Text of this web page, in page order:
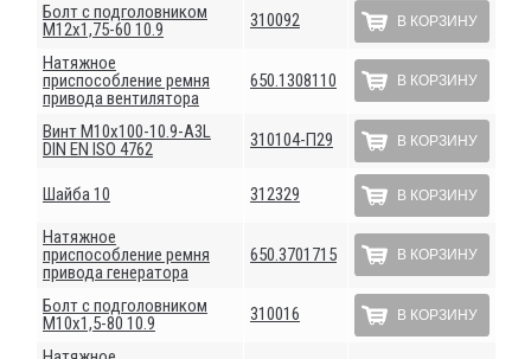
Болт с подголовником
М12х1,75-60 10.9
310092 В КОРЗИНУ
Натяжное
приспособление ремня
привода вентилятора
650.1308110 В КОРЗИНУ
Винт М10х100-10.9-А3L
DIN ЕN ISО 4762
310104-П29 В КОРЗИНУ
Шайба 10 312329 В КОРЗИНУ
Натяжное
приспособление ремня
привода генератора
650.3701715 В КОРЗИНУ
Болт с подголовником
М10х1,5-80 10.9
310016 В КОРЗИНУ